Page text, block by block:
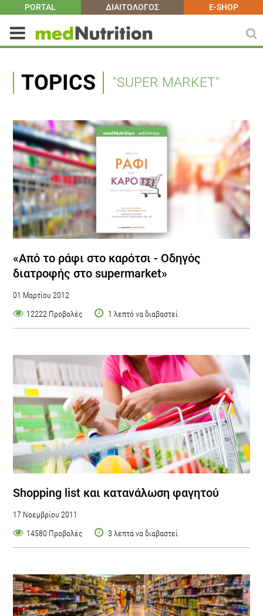
PORTAL ΔΙΑΙΤΟΛΟΓΟΣ E-SHOP
TOPICS "SUPER MARKET"
«Από το ράφι στο καρότσι - Οδηγός
διατροφής στο supermarket»
01 Μαρτίου 2012
12222 Προβολές
1 λεπτό να διαβαστεί
Shopping list και κατανάλωση φαγητού
17 Νοεμβρίου 2011
14580 Προβολές
3 λεπτά να διαβαστεί